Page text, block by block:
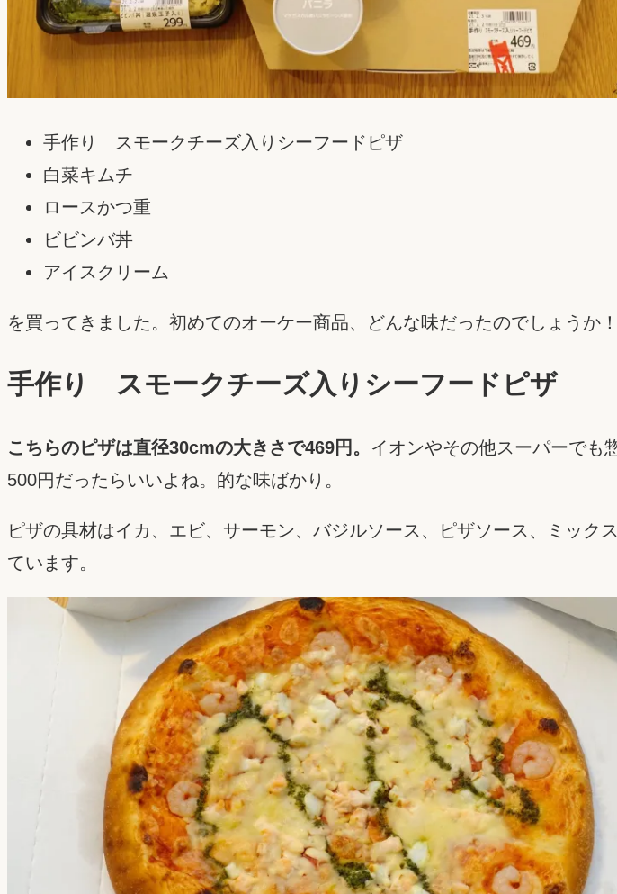
手作り スモークチーズ入りシーフードピザ
白菜キムチ
ロースかつ重
ビビンバ丼
アイスクリーム
を買ってきました。初めてのオーケー商品、どんな味だったのでしょうか
手作り スモークチーズ入りシーフードピザ
こちらのピザは直径30cmの大きさで469円。 イオンやその他スーパーでも
500円だったらいいよね。的な味ばかり。
ピザの具材はイカ、エビ、サーモン、バジルソース、ピザソース、ミッ
ています。